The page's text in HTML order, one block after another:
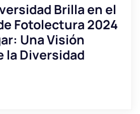
Brilla en el
Fotolectura 2024
Una Visión
la Diversidad